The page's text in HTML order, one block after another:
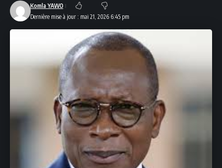
Dernière mise à jour : mai 21, 2026 6:45 pm
Komla YAWO